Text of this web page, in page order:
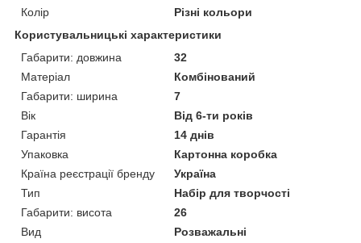
Колір
Різні кольори
Користувальницькі характеристики
Габарити: довжина
32
Матеріал
Комбінований
Габарити: ширина
7
Вік
Від 6-ти років
Гарантія
14 днів
Упаковка
Картонна коробка
Країна реєстрації бренду
Україна
Тип
Набір для творчості
Габарити: висота
26
Вид
Розважальні